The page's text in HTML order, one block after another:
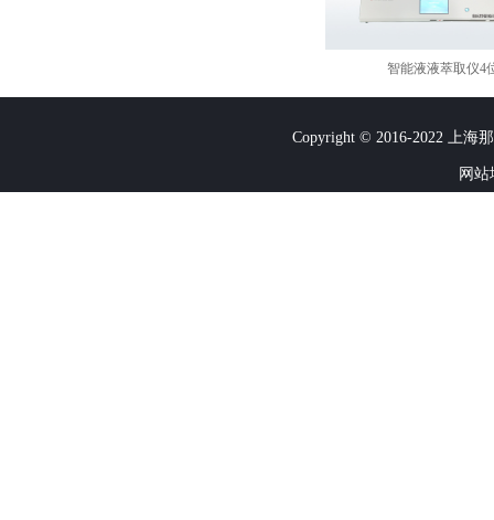
智能液液萃取仪4
Copyright © 2016-2022 上海
网站